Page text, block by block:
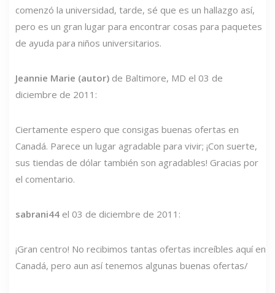
comenzó la universidad, tarde, sé que es un hallazgo así,
pero es un gran lugar para encontrar cosas para paquetes
de ayuda para niños universitarios.
Jeannie Marie (autor) de Baltimore, MD el 03 de
diciembre de 2011:
Ciertamente espero que consigas buenas ofertas en
Canadá. Parece un lugar agradable para vivir; ¡Con suerte,
sus tiendas de dólar también son agradables! Gracias por
el comentario.
sabrani44 el 03 de diciembre de 2011:
¡Gran centro! No recibimos tantas ofertas increíbles aquí en
Canadá, pero aun así tenemos algunas buenas ofertas/